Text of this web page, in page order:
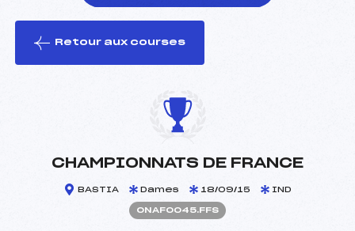
le ski
Retour aux courses
CHAMPIONNATS DE FRANCE
BASTIA Dames 18/09/15 IND
ONAF0045.FFS